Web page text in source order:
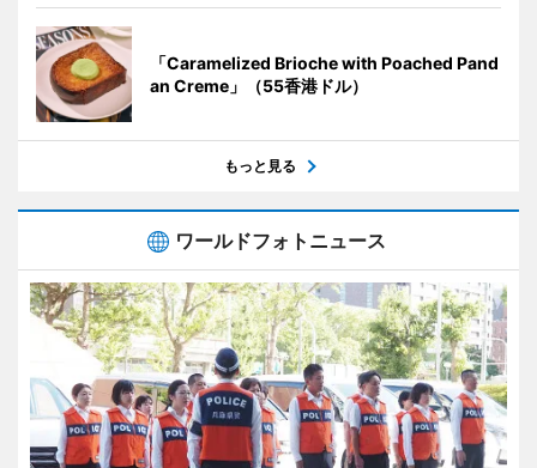
「Caramelized Brioche with Poached Pand
an Creme」（55香港ドル）
もっと見る
ワールドフォトニュース